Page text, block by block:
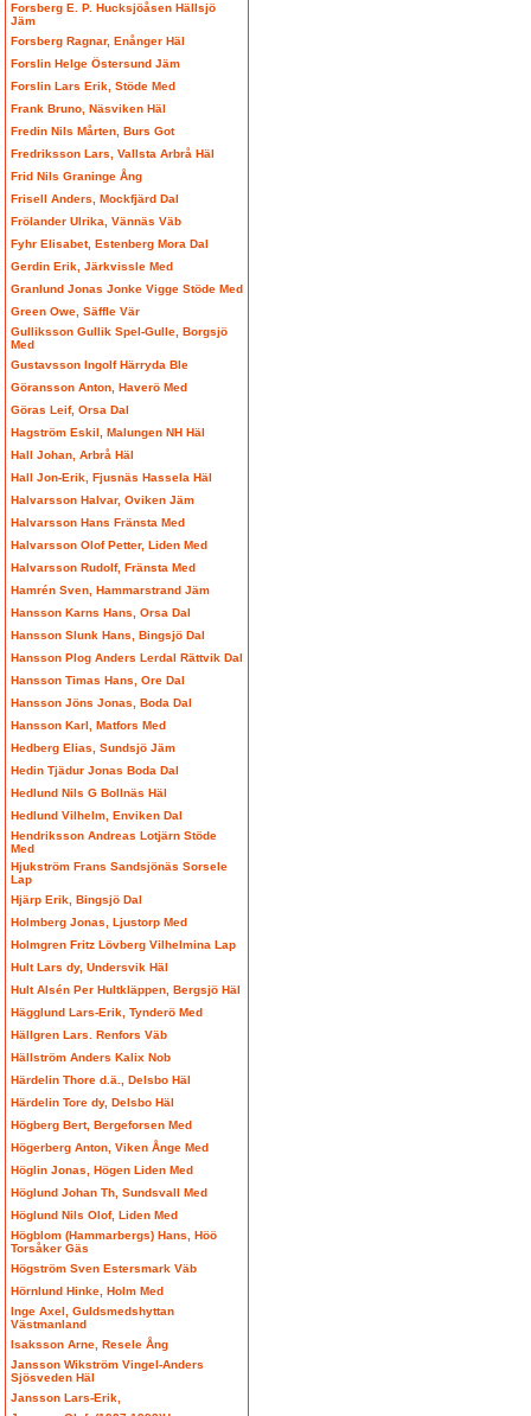
Forsberg E. P. Hucksjöåsen Hällsjö
Jäm
Forsberg Ragnar, Enånger Häl
Forslin Helge Östersund Jäm
Forslin Lars Erik, Stöde Med
Frank Bruno, Näsviken Häl
Fredin Nils Mårten, Burs Got
Fredriksson Lars, Vallsta Arbrå Häl
Frid Nils Graninge Ång
Frisell Anders, Mockfjärd Dal
Frölander Ulrika, Vännäs Väb
Fyhr Elisabet, Estenberg Mora Dal
Gerdin Erik, Järkvissle Med
Granlund Jonas Jonke Vigge Stöde Med
Green Owe, Säffle Vär
Gulliksson Gullik Spel-Gulle, Borgsjö
Med
Gustavsson Ingolf Härryda Ble
Göransson Anton, Haverö Med
Göras Leif, Orsa Dal
Hagström Eskil, Malungen NH Häl
Hall Johan, Arbrå Häl
Hall Jon-Erik, Fjusnäs Hassela Häl
Halvarsson Halvar, Oviken Jäm
Halvarsson Hans Fränsta Med
Halvarsson Olof Petter, Liden Med
Halvarsson Rudolf, Fränsta Med
Hamrén Sven, Hammarstrand Jäm
Hansson Karns Hans, Orsa Dal
Hansson Slunk Hans, Bingsjö Dal
Hansson Plog Anders Lerdal Rättvik Dal
Hansson Timas Hans, Ore Dal
Hansson Jöns Jonas, Boda Dal
Hansson Karl, Matfors Med
Hedberg Elias, Sundsjö Jäm
Hedin Tjädur Jonas Boda Dal
Hedlund Nils G Bollnäs Häl
Hedlund Vilhelm, Enviken Dal
Hendriksson Andreas Lotjärn Stöde
Med
Hjukström Frans Sandsjönäs Sorsele
Lap
Hjärp Erik, Bingsjö Dal
Holmberg Jonas, Ljustorp Med
Holmgren Fritz Lövberg Vilhelmina Lap
Hult Lars dy, Undersvik Häl
Hult Alsén Per Hultkläppen, Bergsjö Häl
Hägglund Lars-Erik, Tynderö Med
Hällgren Lars. Renfors Väb
Hällström Anders Kalix Nob
Härdelin Thore d.ä., Delsbo Häl
Härdelin Tore dy, Delsbo Häl
Högberg Bert, Bergeforsen Med
Högerberg Anton, Viken Ånge Med
Höglin Jonas, Högen Liden Med
Höglund Johan Th, Sundsvall Med
Höglund Nils Olof, Liden Med
Högblom (Hammarbergs) Hans, Höö
Torsåker Gäs
Högström Sven Estersmark Väb
Hörnlund Hinke, Holm Med
Inge Axel, Guldsmedshyttan
Västmanland
Isaksson Arne, Resele Ång
Jansson Wikström Vingel-Anders
Sjösveden Häl
Jansson Lars-Erik,